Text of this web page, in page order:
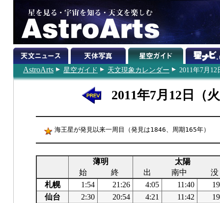
AstroArts 星空ガイド 天文現象カレンダー 2011年7月12
2011年7月12日（
海王星が発見以来一周目（発見は1846、周期165年）
薄明
太陽
始
終 出 南中
没
札幌
1:54 21:26 4:05 11:40
仙台
2:30 20:54 4:21 11:42